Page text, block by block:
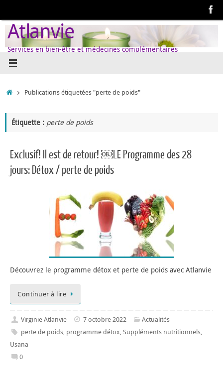
au
contenu
Atlanvie
Services en bien-être et médecines complémentaires
AccueilPublications étiquetées "perte de poids"
Étiquette : perte de poids
Exclusif! Il est de retour! ￼LE Programme des 28
jours: Détox / perte de poids
Découvrez le programme détox et perte de poids avec Atlanvie
Continuer à lire
Virginie Atlanvie 7 octobre 2022
Actualités
perte de poids, programme détox,Suppléments nutritionnels,
Usana
0